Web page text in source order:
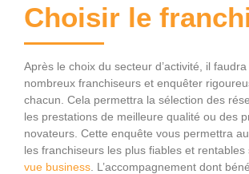
Choisir le
Après le choix du secteur d’activité, il
nombreux franchiseurs et enquêter
chacun. Cela permettra la sélection des
les prestations de meilleure qualité ou des
novateurs. Cette enquête vous permettra
les franchiseurs les plus fiables et rentables
vue business . L’accompagnement dont